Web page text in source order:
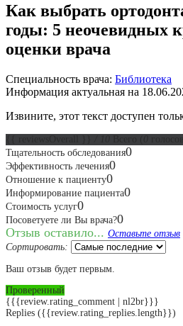
Как выбрать
годы: 5 неочевидных
оценки врача
Специальность врача: Библиотека
Информация актуальная на
Извините, этот текст доступен
Тщательность обследования0
Эффективность лечения0
Отношение к пациенту0
Информирование пациента0
Стоимость услуг0
Посоветуете ли Вы врача?0
Отзыв оставило... Оставьте отзыв
Сортировать:
Ваш отзыв будет первым.
Проверенный
{{{review.rating_comment | nl2br}}}
Replies ({{review.rating_replies.length}})